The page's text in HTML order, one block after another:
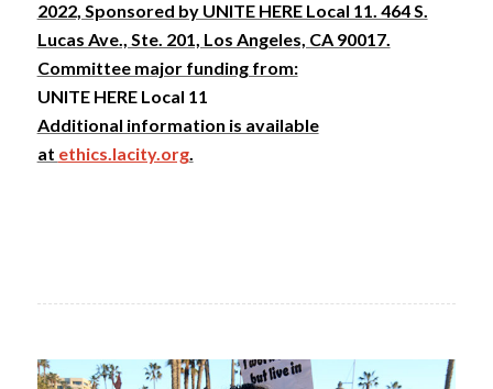
2022, Sponsored by UNITE HERE Local 11. 464 S.
Lucas Ave., Ste. 201, Los Angeles, CA 90017.
Committee major funding from:
UNITE HERE Local 11
Additional information is available
at ethics.lacity.org.